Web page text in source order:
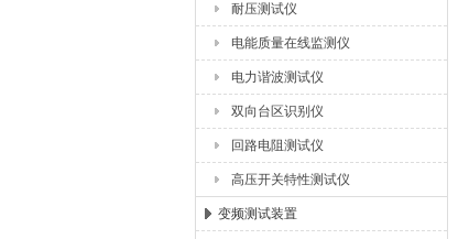
扬州海沃电气科技发展有限公司
耐压测试仪
电能质量在线监测仪
电力谐波测试仪
双向台区识别仪
回路电阻测试仪
高压开关特性测试仪
变频测试装置